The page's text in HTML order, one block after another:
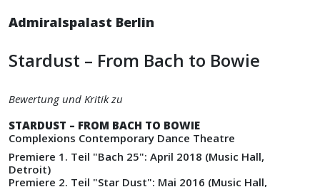
Admiralspalast Berlin
Stardust – From Bach to Bowie
Bewertung und Kritik zu
STARDUST – FROM BACH TO BOWIE
Complexions Contemporary Dance Theatre
Premiere 1. Teil "Bach 25": April 2018 (Music Hall,
Detroit)
Premiere 2. Teil "Star Dust": Mai 2016 (Music Hall,